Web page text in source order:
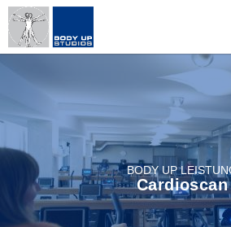
BODY UP
Cardioscan